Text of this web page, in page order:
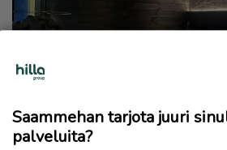
Saammehan tarjota juuri
palveluita?